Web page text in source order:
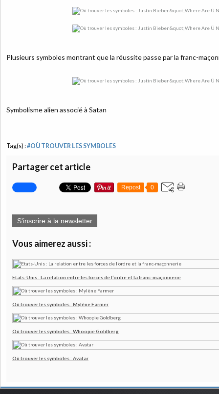
Plusieurs symboles montrant que la réussite passe par la franc-
Symbolisme alien associé à Satan
Tag(s) :#OÙ TROUVER LES SYMBOLES
Partager cet article
Repost 0
S'inscrire à la newsletter
Vous aimerez aussi :
Etats-Unis : La relation entre les forces de l’ordre et la franc-maçonnerie
Où trouver les symboles : Mylène Farmer
Où trouver les symboles : Whoopie Goldberg
Où trouver les symboles : Avatar